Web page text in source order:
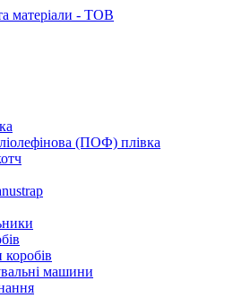
(ПОФ) плівка
машини